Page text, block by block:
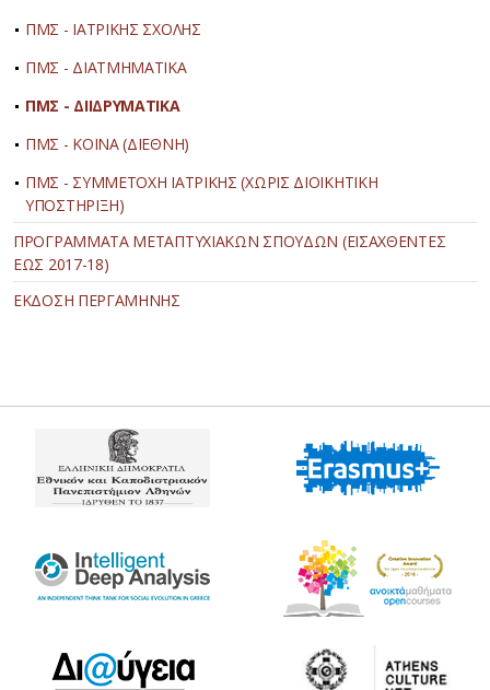
ΠΜΣ - ΙΑΤΡΙΚΗΣ ΣΧΟΛΗΣ
ΠΜΣ - ΔΙΑΤΜΗΜΑΤΙΚΑ
ΠΜΣ - ΔΙΙΔΡΥΜΑΤΙΚΑ
ΠΜΣ - ΚΟΙΝΑ (ΔΙΕΘΝΗ)
ΠΜΣ - ΣΥΜΜΕΤΟΧΗ ΙΑΤΡΙΚΗΣ (ΧΩΡΙΣ ΔΙΟΙΚΗΤΙΚΗ
ΥΠΟΣΤΗΡΙΞΗ)
ΠΡΟΓΡΑΜΜΑΤΑ ΜΕΤΑΠΤΥΧΙΑΚΩΝ ΣΠΟΥΔΩΝ (ΕΙΣΑΧΘΕΝΤΕΣ
ΕΩΣ 2017-18)
ΕΚΔΟΣΗ ΠΕΡΓΑΜΗΝΗΣ